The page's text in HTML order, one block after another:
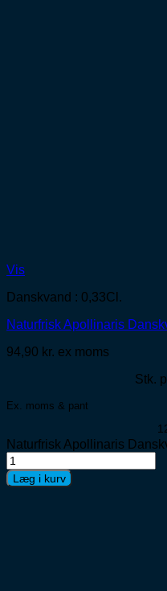
Vis
Danskvand : 0,33Cl.
Naturfrisk Apollinaris
94,90 kr. ex moms
Stk.
Ex. moms & pant
Naturfrisk Apollinaris
Læg i kurv